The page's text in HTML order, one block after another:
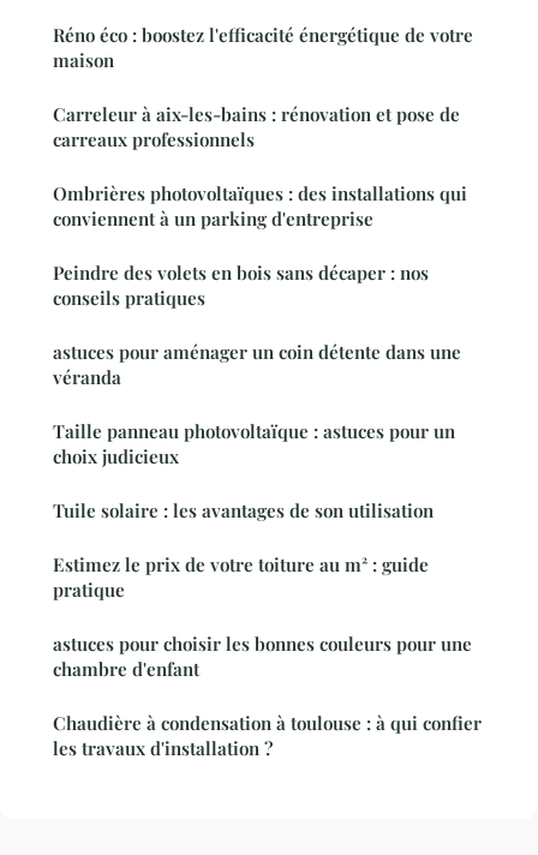
Réno éco : boostez l'efficacité énergétique de votre
maison
Carreleur à aix-les-bains : rénovation et pose de
carreaux professionnels
Ombrières photovoltaïques : des installations qui
conviennent à un parking d'entreprise
Peindre des volets en bois sans décaper : nos
conseils pratiques
astuces pour aménager un coin détente dans une
véranda
Taille panneau photovoltaïque : astuces pour un
choix judicieux
Tuile solaire : les avantages de son utilisation
Estimez le prix de votre toiture au m² : guide
pratique
astuces pour choisir les bonnes couleurs pour une
chambre d'enfant
Chaudière à condensation à toulouse : à qui confier
les travaux d'installation ?